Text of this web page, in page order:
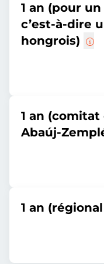
1 an (pour
c’est-à-dire
hongrois)
1 an (comitat
Abaúj-
1 an (régional